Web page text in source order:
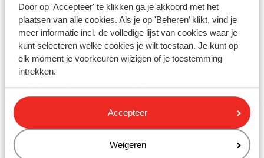
Door op 'Accepteer' te klikken ga je akkoord met het
plaatsen van alle cookies. Als je op 'Beheren’ klikt, vind je
meer informatie incl. de volledige lijst van cookies waar je
kunt selecteren welke cookies je wilt toestaan. Je kunt op
elk moment je voorkeuren wijzigen of je toestemming
intrekken.
Accepteer
Weigeren
Openingstijden:
Maandag t/m vrijdag: 09:00-18:00
Zaterdag: 10:00-17:00
Zondag: gesloten
Bekijk afwijkende openingstijden
Stel je vraag via het contactformulier